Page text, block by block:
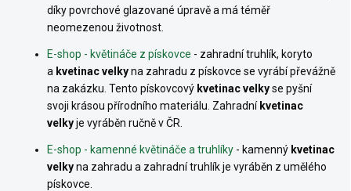
díky povrchové glazované úpravě a má téměř
neomezenou životnost.
E-shop - květináče z pískovce - zahradní truhlík, koryto
a kvetinac velkyna zahradu z pískovce se vyrábí převážně
na zakázku. Tento pískovcový kvetinac velkyse pyšní
svoji krásou přírodního materiálu. Zahradní kvetinac
velkyje vyráběn ručně v ČR.
E-shop - kamenné květináče a truhlíky - kamenný kvetinac
velkyna zahradu a zahradní truhlík je vyráběn z umělého
pískovce.